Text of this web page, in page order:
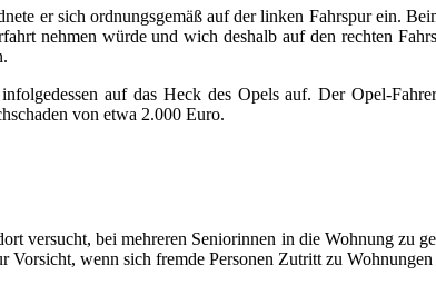
er sich ordnungsgemäß auf der linken Fahrspur ein.
nehmen würde und wich deshalb auf den rechten
auf das Heck des Opels auf. Der Opel-
von etwa 2.000 Euro.
bei mehreren Seniorinnen in die Wohnung zu
wenn sich fremde Personen Zutritt zu